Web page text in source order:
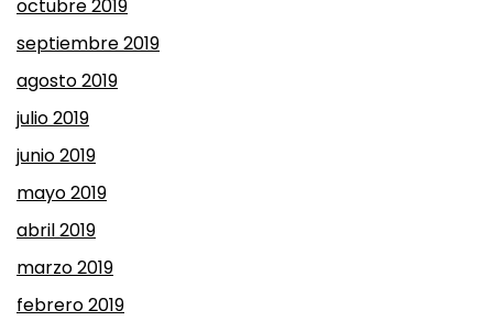
octubre 2019
septiembre 2019
agosto 2019
julio 2019
junio 2019
mayo 2019
abril 2019
marzo 2019
febrero 2019